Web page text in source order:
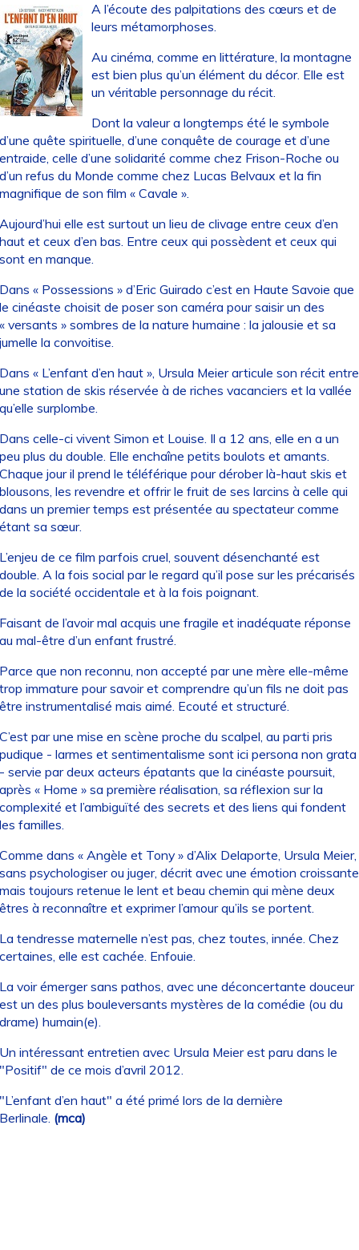
A l’écoute des palpitations des cœurs et de
leurs métamorphoses.
Au cinéma, comme en littérature, la montagne
est bien plus qu’un élément du décor. Elle est
un véritable personnage du récit.
Dont la valeur a longtemps été le symbole
quête spirituelle, d’une conquête de courage et d’une
celle d’une solidarité comme chez Frison-Roche ou
refus du Monde comme chez Lucas Belvaux et la fin
de son film « Cavale ».
elle est surtout un lieu de clivage entre ceux d’en
et ceux d’en bas. Entre ceux qui possèdent et ceux qui
en manque.
« Possessions » d’Eric Guirado c’est en Haute Savoie que
cinéaste choisit de poser son caméra pour saisir un des
versants » sombres de la nature humaine : la jalousie et sa
la convoitise.
« L’enfant d’en haut », Ursula Meier articule son récit entre
station de skis réservée à de riches vacanciers et la vallée
surplombe.
celle-ci vivent Simon et Louise. Il a 12 ans, elle en a un
plus du double. Elle enchaîne petits boulots et amants.
jour il prend le téléférique pour dérober là-haut skis et
les revendre et offrir le fruit de ses larcins à celle qui
un premier temps est présentée au spectateur comme
sa sœur.
de ce film parfois cruel, souvent désenchanté est
A la fois social par le regard qu’il pose sur les précarisés
la société occidentale et à la fois poignant.
de l’avoir mal acquis une fragile et inadéquate réponse
mal-être d’un enfant frustré.
que non reconnu, non accepté par une mère elle-même
immature pour savoir et comprendre qu’un fils ne doit pas
instrumentalisé mais aimé. Ecouté et structuré.
par une mise en scène proche du scalpel, au parti pris
- larmes et sentimentalisme sont ici persona non grata
servie par deux acteurs épatants que la cinéaste poursuit,
« Home » sa première réalisation, sa réflexion sur la
et l’ambiguïté des secrets et des liens qui fondent
familles.
dans « Angèle et Tony » d’Alix Delaporte, Ursula Meier,
psychologiser ou juger, décrit avec une émotion croissante
toujours retenue le lent et beau chemin qui mène deux
à reconnaître et exprimer l’amour qu’ils se portent.
tendresse maternelle n’est pas, chez toutes, innée. Chez
elle est cachée. Enfouie.
voir émerger sans pathos, avec une déconcertante douceur
un des plus bouleversants mystères de la comédie (ou du
humain(e).
intéressant entretien avec Ursula Meier est paru dans le
de ce mois d’avril 2012.
d’en haut" a été primé lors de la dernière
(mca)